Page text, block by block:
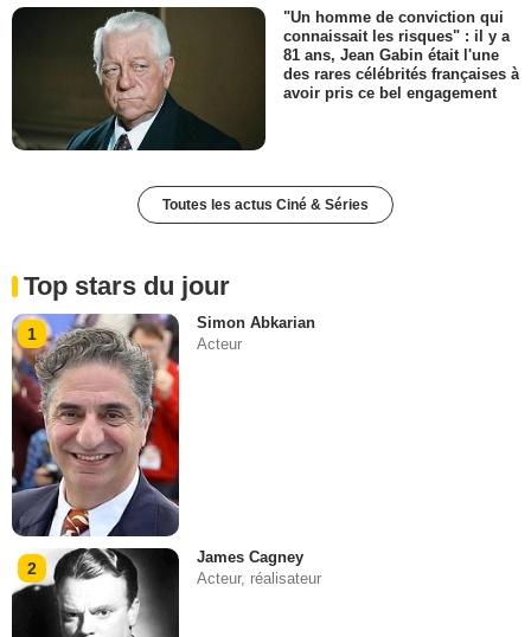
"Un homme de conviction qui
connaissait les risques" : il y a
81 ans, Jean Gabin était l'une
des rares célébrités françaises à
avoir pris ce bel engagement
Toutes les actus Ciné & Séries
Top stars du jour
1
Simon Abkarian
Acteur
2
James Cagney
Acteur, réalisateur